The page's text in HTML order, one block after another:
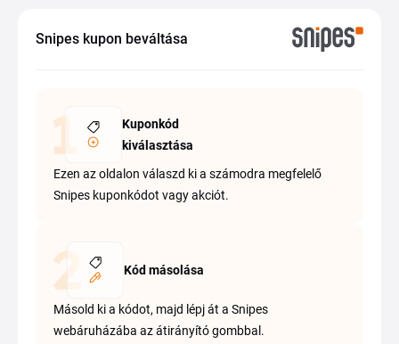
Snipes kupon beváltása
Kuponkód
kiválasztása
Ezen az oldalon válaszd ki a számodra megfelelő
Snipes kuponkódot vagy akciót.
Kód másolása
Másold ki a kódot, majd lépj át a Snipes
webáruházába az átirányító gombbal.